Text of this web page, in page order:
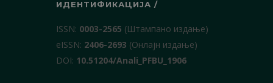
ИДЕНТИФИКАЦИЈА /
ISSN: 0003-2565 (Штампано издање)
еISSN: 2406-2693 (Онлајн издање)
DOI: 10.51204/Anali_PFBU_1906